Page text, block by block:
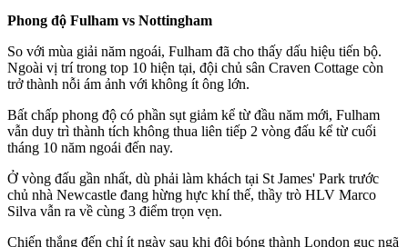
Phong độ Fulham vs Nottingham
So với mùa giải năm ngoái, Fulham đã cho thấy dấu hiệu tiến bộ.
Ngoài vị trí trong top 10 hiện tại, đội chủ sân Craven Cottage còn
trở thành nỗi ám ảnh với không ít ông lớn.
Bất chấp phong độ có phần sụt giảm kể từ đầu năm mới, Fulham
vẫn duy trì thành tích không thua liên tiếp 2 vòng đấu kể từ cuối
tháng 10 năm ngoái đến nay.
Ở vòng đấu gần nhất, dù phải làm khách tại St James' Park trước
chủ nhà Newcastle đang hừng hực khí thế, thầy trò HLV Marco
Silva vẫn ra về cùng 3 điểm trọn vẹn.
Chiến thắng đến chỉ ít ngày sau khi đội bóng thành London gục ngã